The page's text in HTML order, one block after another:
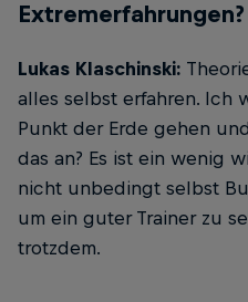
Extremerfahrungen?
Lukas Klaschinski:
alles selbst erfahren. Ich
Punkt der Erde gehen
das an? Es ist ein wenig
nicht unbedingt selbst
um ein guter Trainer zu
trotzdem.